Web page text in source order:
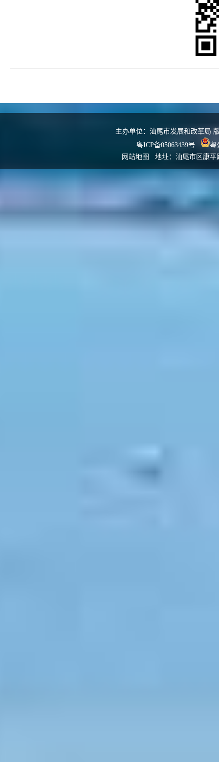
主办单位：汕尾市发展和改革局
粤ICP备05063439号
粤
网站地图
地址：汕尾市区康平